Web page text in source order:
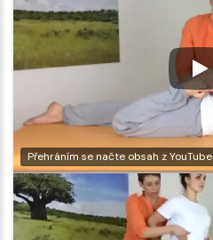
Přehráním se načte obsah z YouTube